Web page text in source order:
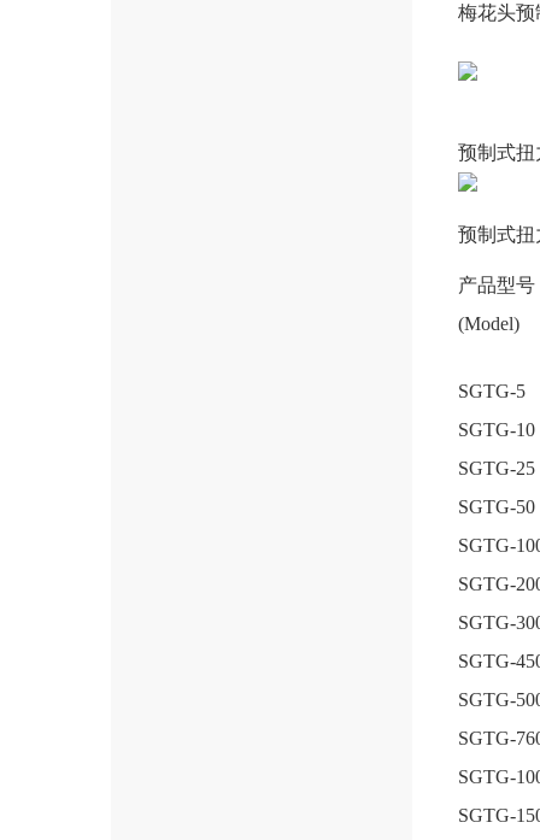
梅花头预
预制式扭
预制式扭
产品型号
(Model)
SGTG-5
SGTG-10
SGTG-25
SGTG-50
SGTG-
SGTG-
SGTG-
SGTG-
SGTG-
SGTG-
SGTG-
SGTG-